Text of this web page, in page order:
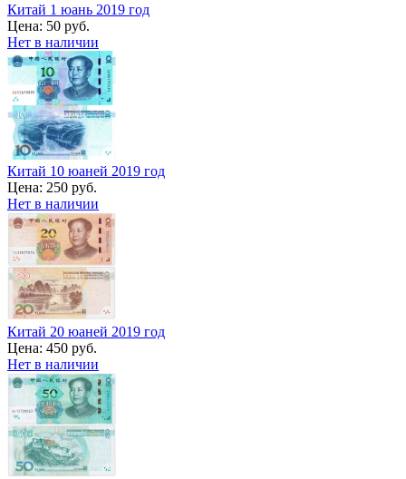
Китай 1 юань 2019 год
Цена: 50 руб.
Нет в наличии
Китай 10 юаней 2019 год
Цена: 250 руб.
Нет в наличии
Китай 20 юаней 2019 год
Цена: 450 руб.
Нет в наличии